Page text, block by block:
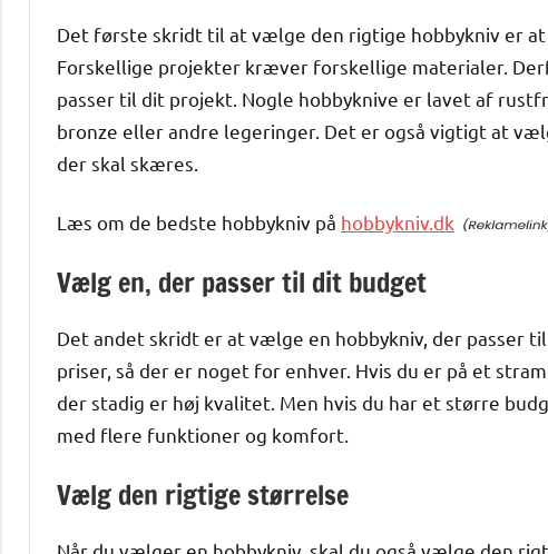
Det første skridt til at vælge den rigtige hobbykniv er
Forskellige projekter kræver forskellige materialer.
passer til dit projekt. Nogle hobbyknive er lavet af
bronze eller andre legeringer. Det er også vigtigt at
der skal skæres.
Læs om de bedste hobbykniv på hobbykniv.dk
Vælg en, der passer til dit budget
Det andet skridt er at vælge en hobbykniv, der passer
priser, så der er noget for enhver. Hvis du er på et
der stadig er høj kvalitet. Men hvis du har et større
med flere funktioner og komfort.
Vælg den rigtige størrelse